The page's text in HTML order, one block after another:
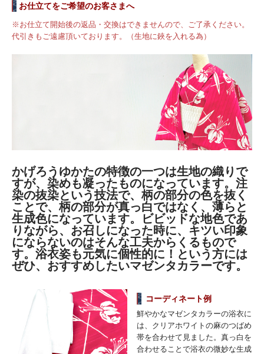
お仕立てをご希望のお客さまへ
※お仕立て開始後の返品・交換はできませんので、ご了承ください。
代引きもご遠慮頂いております。（生地に鋏を入れる為）
かげろうゆかたの特徴の一つは生地の織りで
すが、染めも凝ったものになっています。注
染の抜染という技法で、柄の部分の色を抜く
ことで、柄の部分が真っ白ではなく、薄らと
生成色になっています。ビビッドな地色であ
りながら、お召しになった時に、キツい印象
にならないのはそんな工夫からくるもので
す。浴衣姿も元気に個性的に！という方には
ぜひ、おすすめしたいマゼンタカラーです。
コーディネート例
鮮やかなマゼンタカラーの浴衣に
は、クリアホワイトの麻のつばめ
帯を合わせて見ました。真っ白を
合わせることで浴衣の微妙な生成